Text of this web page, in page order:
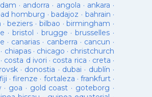
· andorra · angola · ankara ·
homburg ·badajoz · bahrain ·
·beziers · bilbao ·birmingham ·
· bristol · brugge ·brusselles ·
· canarias · canberra · cancun ·
· chiapas· chicago · christchurch
· costa d ivori · costa rica · creta ·
· donostia · dubai · dublín ·
fiji · firenze · fortaleza · frankfurt ·
· goa · gold coast · goteborg ·